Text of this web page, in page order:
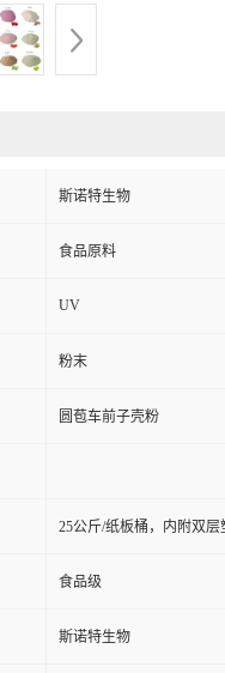
斯诺特生物
食品原料
UV
粉末
圆苞车前子壳粉
25公斤/纸板桶，内附双层
食品级
斯诺特生物